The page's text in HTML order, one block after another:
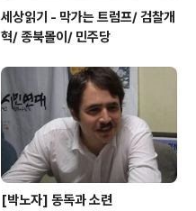
세상읽기 - 막가는 트럼프/ 검찰개
혁/ 종북몰이/ 민주당
[박노자] 동독과 소련